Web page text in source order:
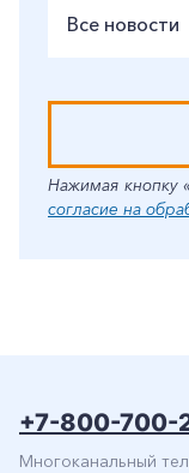
Все новости
Нажимая кнопку
согласие на
+7-800-700-
Многоканальный